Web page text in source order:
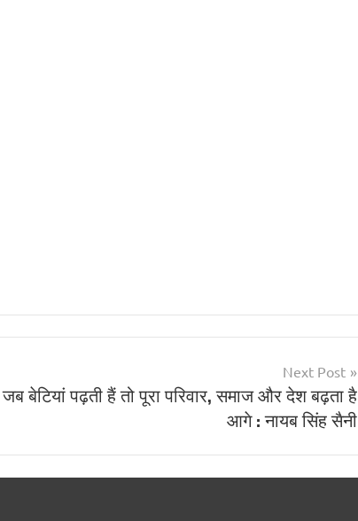
Next Post
जब बेटियां पढ़ती हैं तो पूरा परिवार, समाज और देश बढ़ता है
आगे : नायब सिंह सैनी